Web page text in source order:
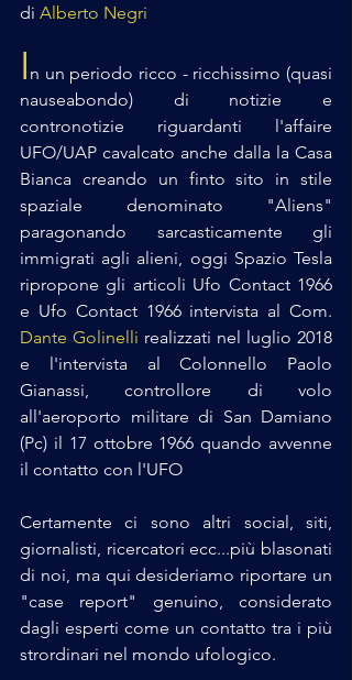
di Alberto Negri
I n un periodo ricco - ricchissimo (quasi
nauseabondo) di notizie e
contronotizie riguardanti l'affaire
UFO/UAP cavalcato anche dalla la Casa
Bianca creando un finto sito in stile
spaziale denominato "Aliens"
paragonando sarcasticamente gli
immigrati agli alieni, oggi Spazio Tesla
ripropone gli articoli Ufo Contact 1966
Dante Golinelli realizzati nel luglio 2018
e l'intervista al Colonnello Paolo
Gianassi, controllore di volo
all'aeroporto militare di San Damiano
(Pc) il 17 ottobre 1966 quando avvenne
il contatto con l'UFO
Certamente ci sono altri social, siti,
giornalisti, ricercatori ecc...più blasonati
di noi, ma qui desideriamo riportare un
"case report" genuino, considerato
dagli esperti come un contatto tra i più
strordinari nel mondo ufologico.